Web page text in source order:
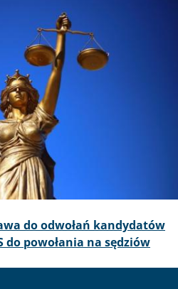
do odwołań kandydatów
do powołania na sędziów